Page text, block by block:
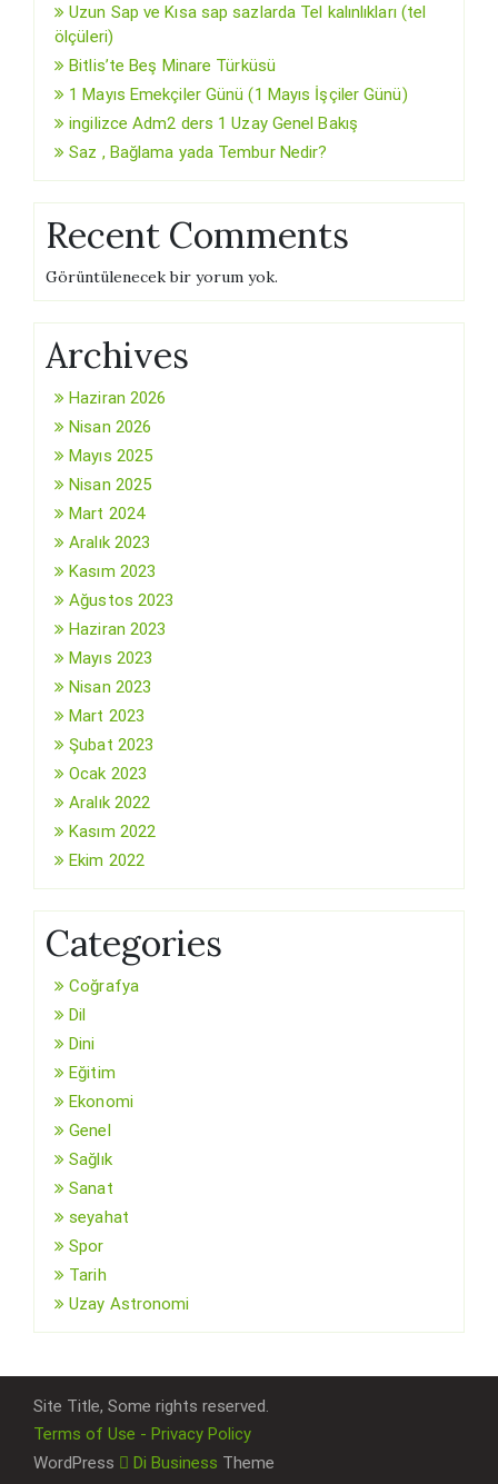
Uzun Sap ve Kısa sap sazlarda Tel kalınlıkları (tel
ölçüleri)
Bitlis’te Beş Minare Türküsü
1 Mayıs Emekçiler Günü (1 Mayıs İşçiler Günü)
ingilizce Adm2 ders 1 Uzay Genel Bakış
Saz , Bağlama yada Tembur Nedir?
Recent Comments
Görüntülenecek bir yorum yok.
Archives
Haziran 2026
Nisan 2026
Mayıs 2025
Nisan 2025
Mart 2024
Aralık 2023
Kasım 2023
Ağustos 2023
Haziran 2023
Mayıs 2023
Nisan 2023
Mart 2023
Şubat 2023
Ocak 2023
Aralık 2022
Kasım 2022
Ekim 2022
Categories
Coğrafya
Dil
Dini
Eğitim
Ekonomi
Genel
Sağlık
Sanat
seyahat
Spor
Tarih
Uzay Astronomi
Site Title, Some rights reserved.
Terms of Use - Privacy Policy
WordPress
Di Business Theme